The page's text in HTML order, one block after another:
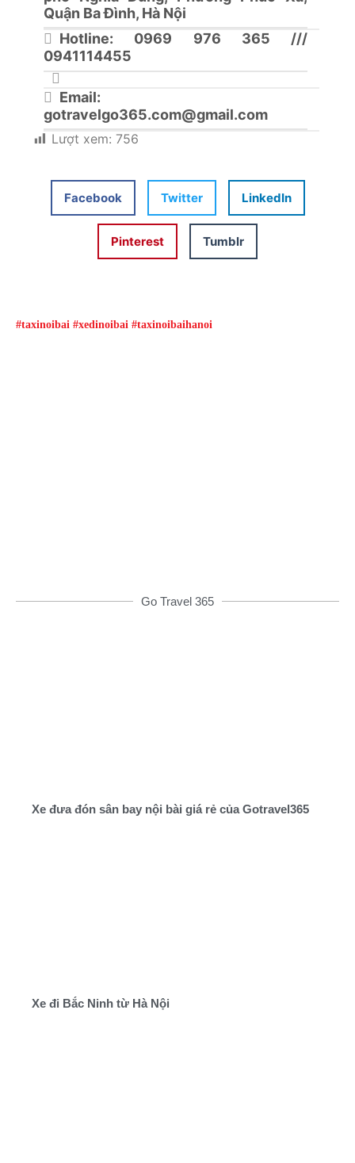
Quận Ba Đình, Hà Nội
Hotline: 0969 976 365 ///
0941114455
Email:
gotravelgo365.com@gmail.com
Lượt xem: 756
Facebook Twitter LinkedIn
Pinterest Tumblr
#taxinoibai #xedinoibai #taxinoibaihanoi
Go Travel 365
Xe đưa đón sân bay nội bài giá rẻ của Gotravel365
Xe đi Bắc Ninh từ Hà Nội